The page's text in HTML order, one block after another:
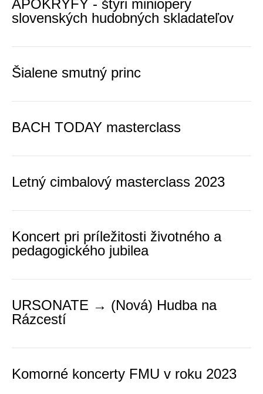
APOKRYFY - štyri miniopery
slovenských hudobných skladateľov
Šialene smutný princ
BACH TODAY masterclass
Letný cimbalový masterclass 2023
Koncert pri príležitosti životného a
pedagogického jubilea
URSONATE → (Nová) Hudba na
Rázcestí
Komorné koncerty FMU v roku 2023